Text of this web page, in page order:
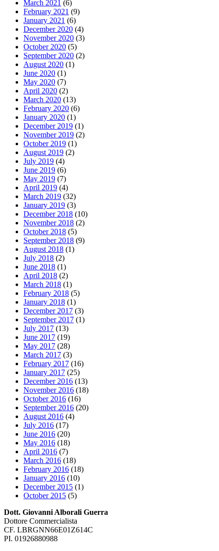
March 2021 (6)
February 2021 (9)
January 2021 (6)
December 2020 (4)
November 2020 (3)
October 2020 (5)
September 2020 (2)
August 2020 (1)
June 2020 (1)
May 2020 (7)
April 2020 (2)
March 2020 (13)
February 2020 (6)
January 2020 (1)
December 2019 (1)
November 2019 (2)
October 2019 (1)
August 2019 (2)
July 2019 (4)
June 2019 (6)
May 2019 (7)
April 2019 (4)
March 2019 (32)
January 2019 (3)
December 2018 (10)
November 2018 (2)
October 2018 (5)
September 2018 (9)
August 2018 (1)
July 2018 (2)
June 2018 (1)
April 2018 (2)
March 2018 (1)
February 2018 (5)
January 2018 (1)
December 2017 (3)
September 2017 (1)
July 2017 (13)
June 2017 (19)
May 2017 (28)
March 2017 (3)
February 2017 (16)
January 2017 (25)
December 2016 (13)
November 2016 (18)
October 2016 (16)
September 2016 (20)
August 2016 (4)
July 2016 (17)
June 2016 (20)
May 2016 (18)
April 2016 (7)
March 2016 (18)
February 2016 (18)
January 2016 (10)
December 2015 (1)
October 2015 (5)
Dott. Giovanni Alborali Guerra
Dottore Commercialista
CF. LBRGNN66E01Z614C
PI. 01926880988